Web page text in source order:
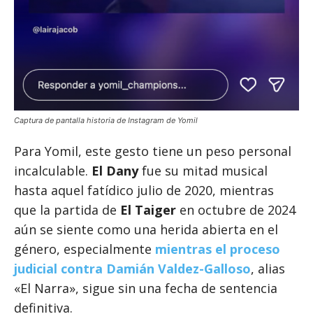
Captura de pantalla historia de Instagram de Yomil
Para Yomil, este gesto tiene un peso personal
incalculable. El Danyfue su mitad musical
hasta aquel fatídico julio de 2020, mientras
que la partida de El Taiger en octubre de 2024
aún se siente como una herida abierta en el
género, especialmente mientras el proceso
judicial contra Damián Valdez-Galloso, alias
«El Narra», sigue sin una fecha de sentencia
definitiva.